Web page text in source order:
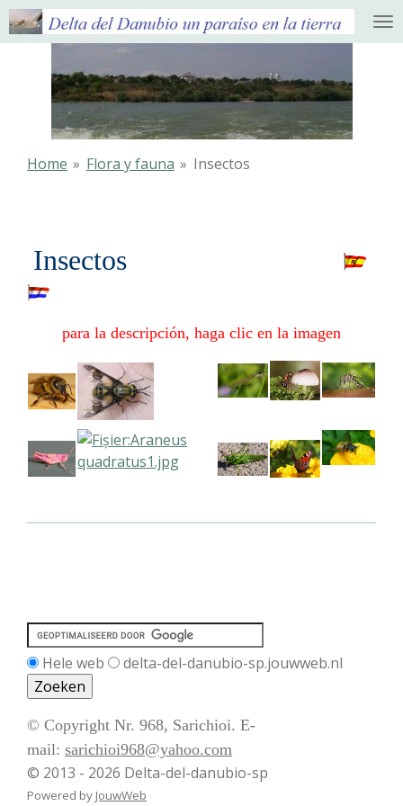
Ga
direct
hoofdinhoud
Home » Flora y fauna » Insectos
Insectos
para la descripción, haga clic en la imagen
Hele web delta-del-danubio-sp.jouwweb.nl
© Copyright Nr. 968, Sarichioi. E-
mail: sarichioi968@yahoo.com
© 2013 - 2026 Delta-del-danubio-sp
Powered by JouwWeb